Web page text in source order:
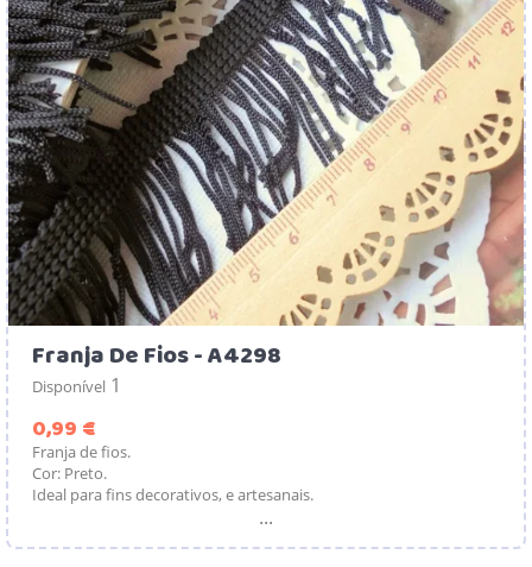
Franja De Fios - A4298
Disponível 1
0,99 €
Franja de fios.
Cor: Preto.
Ideal para fins decorativos, e artesanais.
...